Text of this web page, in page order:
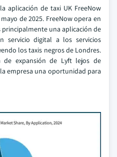
aplicación de taxi UK FreeNow
de 2025. FreeNow opera en
principalmente una aplicación de
servicio digital a los servicios
los taxis negros de Londres.
de expansión de Lyft lejos de
empresa una oportunidad para